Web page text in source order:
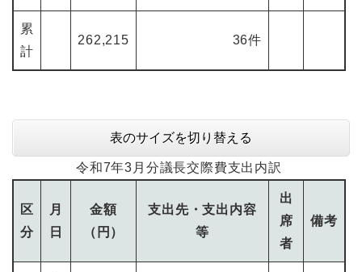
累
計
262,215 36件
表のサイズを切り替える
令和7年3月分議長交際費支出内訳
区
分
月
日
金額
（円）
支出先・支出内容
等
出
席
者
備考